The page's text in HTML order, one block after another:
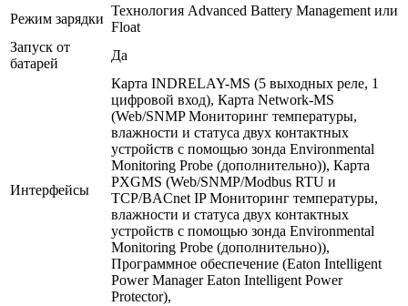
Режим зарядки
Технология Advanced Battery Management или
Float
Запуск от
батарей
Да
Интерфейсы
Карта INDRELAY-MS (5 выходных реле, 1
цифровой вход), Карта Network-MS
(Web/SNMP Мониторинг температуры,
влажности и статуса двух контактных
устройств с помощью зонда Environmental
Monitoring Probe (дополнительно)), Карта
PXGMS (Web/SNMP/Modbus RTU и
TCP/BACnet IP Мониторинг температуры,
влажности и статуса двух контактных
устройств с помощью зонда Environmental
Monitoring Probe (дополнительно)),
Программное обеспечение (Eaton Intelligent
Power Manager Eaton Intelligent Power
Protector),